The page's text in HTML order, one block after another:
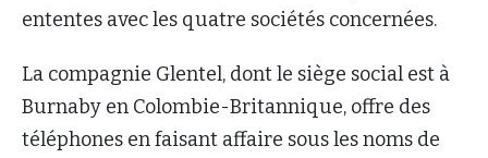
ententes avec les quatre sociétés concernées.
La compagnie Glentel, dont le siège social est à
Burnaby en Colombie-Britannique, offre des
téléphones en faisant affaire sous les noms de